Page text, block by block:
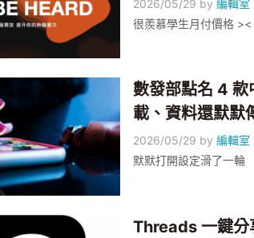
2026/05/29 by編輯室
很羨慕學生月付價格 ><
數發部點名 4
載、資料還默默
2026/05/29 by編輯室
默默打開設定滑了一輪
Threads 一鍵分